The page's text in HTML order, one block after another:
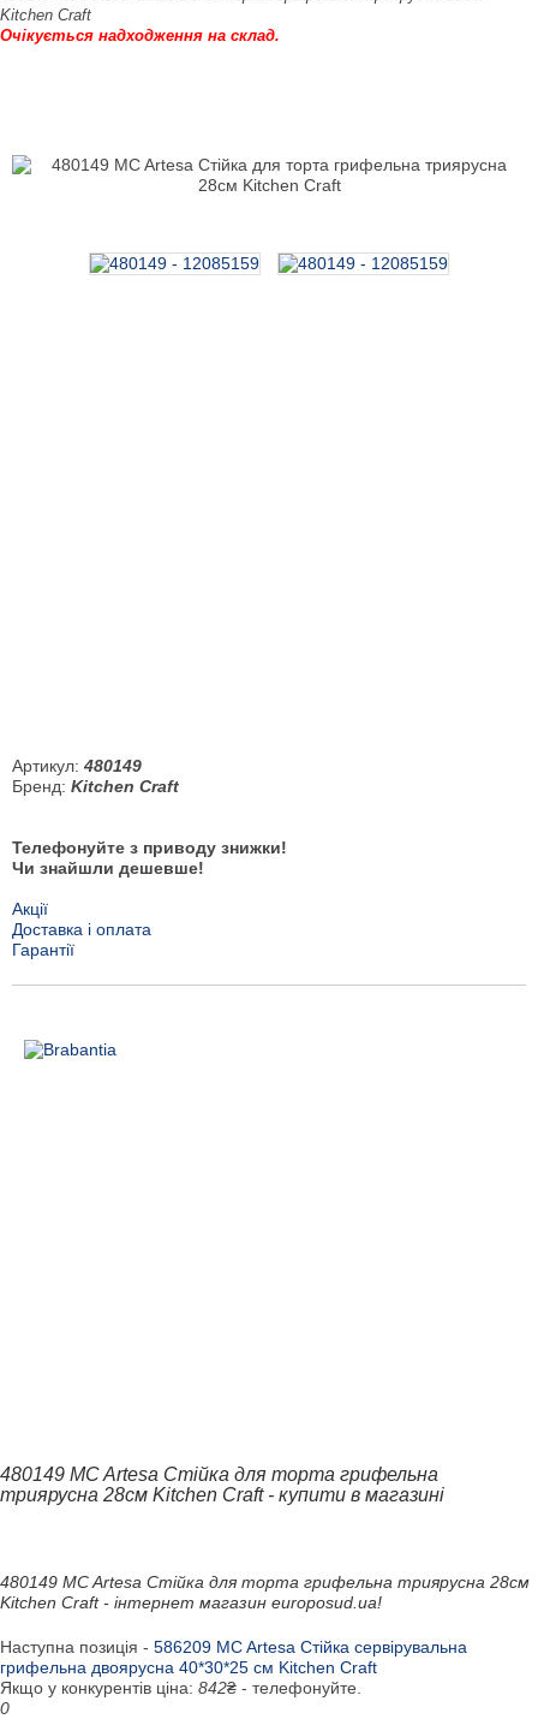
Kitchen Craft
Очікується надходження на склад.
Артикул: 480149
Бренд: Kitchen Craft
Телефонуйте з приводу знижки!
Чи знайшли дешевше!
Акції
Доставка і оплата
Гарантії
480149 MC Artesa Стійка для торта грифельна
триярусна 28см Kitchen Craft - купити в магазині
480149 MC Artesa Стійка для торта грифельна триярусна 28см
Kitchen Craft - інтернет магазин europosud.ua!
Наступна позиція - 586209 MC Artesa Стійка сервірувальна
грифельна двоярусна 40*30*25 см Kitchen Craft
Якщо у конкурентів ціна: 842₴ - телефонуйте.
0